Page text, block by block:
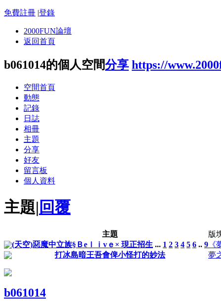
免費註冊 |登錄
2000FUN論壇
返回首頁
b061014的個人空間分享 https://
空間首頁
動態
記錄
日誌
相冊
主題
分享
好友
留言板
個人資料
主題| 回覆
主題
版
(天空)惡魔中立族§Ｂeｌｉvｅ× 現正招生 ... 1 2 3 4 5 6 .. 9
打冰島暗王吾會俾小怪打的妙法
夢
b061014